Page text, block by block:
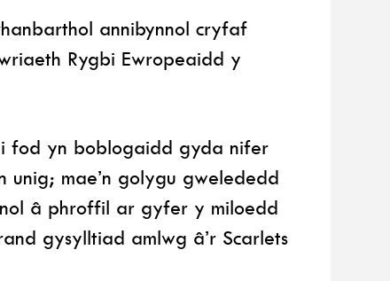
annibynnol cryfaf
Rygbi Ewropeaidd y
fod yn boblogaidd gyda nifer
mae’n golygu gwelededd
â phroffil ar gyfer y miloedd
gysylltiad amlwg â’r Scarlets